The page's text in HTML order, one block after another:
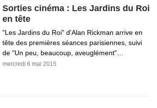
Sorties cinéma : Les Jardins du Roi
en tête
"Les Jardins du Roi" d'Alan Rickman arrive en
tête des premières séances parisiennes, suivi
de "Un peu, beaucoup, aveuglément"…
mercredi 6 mai 2015